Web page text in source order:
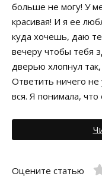
больше не могу! У
красивая! И я ее
куда хочешь, даю
вечеру чтобы тебя
дверью хлопнул
Ответить ничего не
вся. Я понимала,
Оцените статью